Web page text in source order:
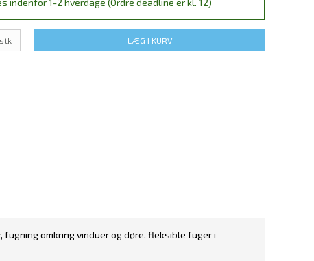
indenfor 1-2 hverdage (Ordre deadline er kl. 12)
stk LÆG I KURV
omkring vinduer og døre, fleksible fuger i